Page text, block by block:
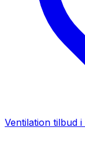
Ventilation tilbud i